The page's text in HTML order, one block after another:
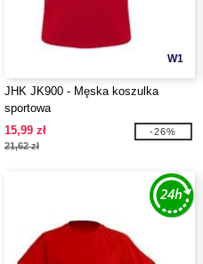
W1
JHK JK900 - Męska koszulka
sportowa
15,99 zł
21,62 zł
-26%